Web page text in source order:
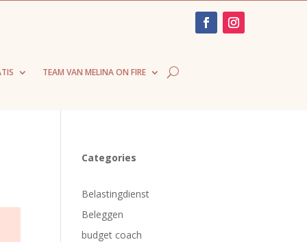
TEAM VAN MELINA ON FIRE
Categories
Belastingdienst
Beleggen
budget coach